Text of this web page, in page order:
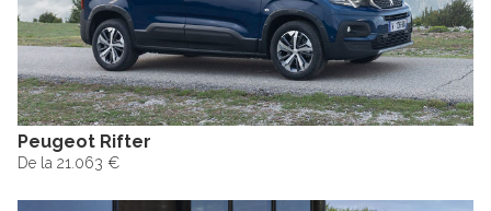
Peugeot Rifter
De la 21.063 €